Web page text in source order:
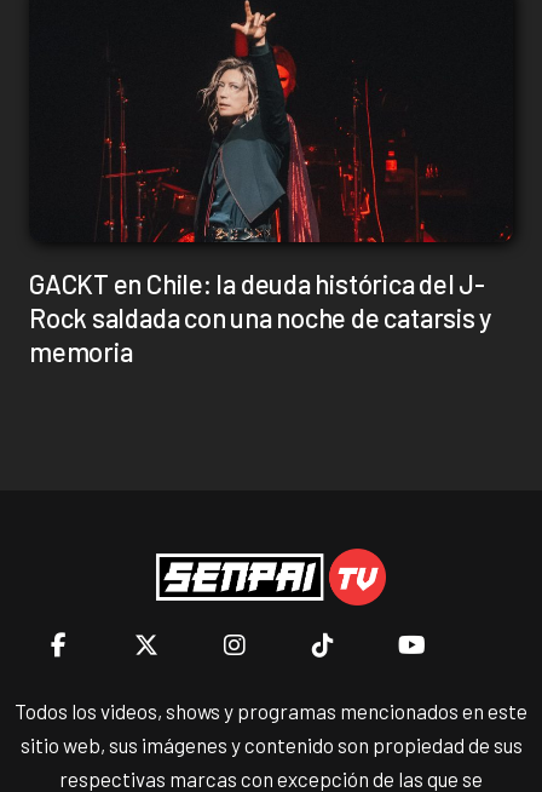
GACKT en Chile: la deuda histórica del J-
Rock saldada con una noche de catarsis y
memoria
Todos los videos, shows y programas mencionados en este
sitio web, sus imágenes y contenido son propiedad de sus
respectivas marcas con excepción de las que se